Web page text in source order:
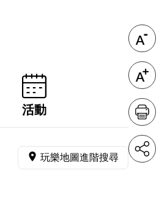
活動
玩樂地圖進階搜尋